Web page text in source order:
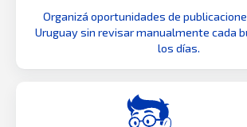
Organizá oportunidades de
Uruguay sin revisar manualmente cada
los días.